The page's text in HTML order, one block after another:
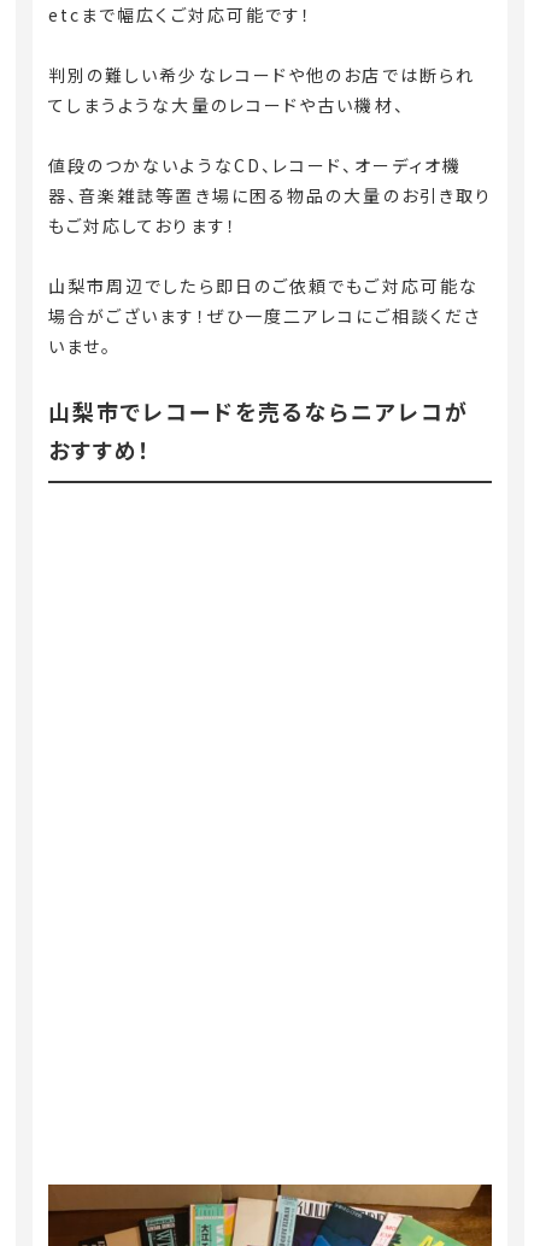
etcまで幅広くご対応可能です！
判別の難しい希少なレコードや他のお店では断られ
てしまうような大量のレコードや古い機材、
値段のつかないようなCD、レコード、オーディオ機
器、音楽雑誌等置き場に困る物品の大量のお引き取り
もご対応しております！
山梨市周辺でしたら即日のご依頼でもご対応可能な
場合がございます！ぜひ一度二アレコにご相談くださ
いませ。
山梨市でレコードを売るならニアレコが
おすすめ！